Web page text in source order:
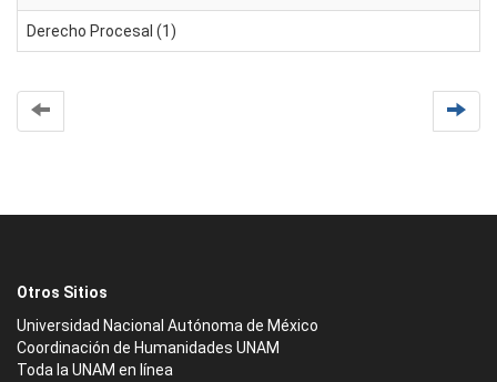
Derecho Procesal (1)
Otros Sitios
Universidad Nacional Autónoma de México
Coordinación de Humanidades UNAM
Toda la UNAM en línea